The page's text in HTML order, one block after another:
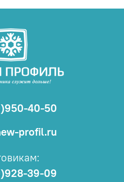
40-50
profil.ru
39-09